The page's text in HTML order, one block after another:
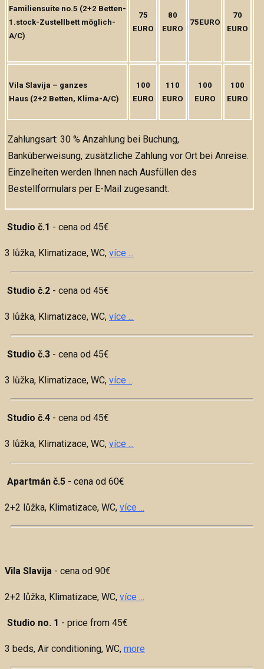
Familiensuite no.5 (2+2 Betten-
1.stock-Zustellbett möglich-
A/C)
75
EURO
80
EURO
75EURO
70
EURO
Vila Slavija – ganzes
Haus (2+2 Betten, Klima-A/C)
100
EURO
110
EURO
100
EURO
100
EURO
Zahlungsart: 30 % Anzahlung bei Buchung,
Banküberweisung, zusätzliche Zahlung vor Ort bei Anreise.
Einzelheiten werden Ihnen nach Ausfüllen des
Bestellformulars per E-Mail zugesandt.
Studio č.1 - cena od 45€
3 lůžka, Klimatizace, WC, více ...
Studio č.2 - cena od 45€
3 lůžka, Klimatizace, WC, více ...
Studio č.3 - cena od 45€
3 lůžka, Klimatizace, WC, více ...
Studio č.4 - cena od 45€
3 lůžka, Klimatizace, WC, více ...
Apartmán č.5 - cena od 60€
2+2 lůžka, Klimatizace, WC, více ...
Vila Slavija - cena od 90€
2+2 lůžka, Klimatizace, WC, více ...
Studio no. 1 - price from 45€
3 beds, Air conditioning, WC, more